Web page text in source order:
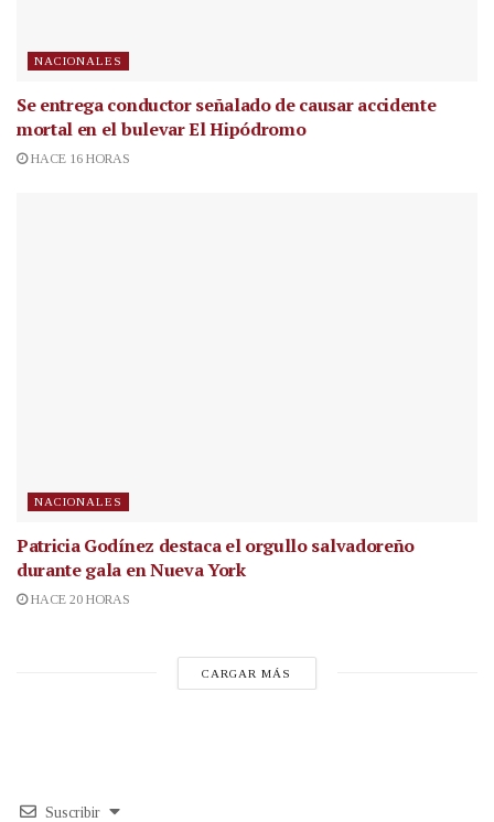
NACIONALES
Se entrega conductor señalado de causar accidente
mortal en el bulevar El Hipódromo
HACE 16 HORAS
NACIONALES
Patricia Godínez destaca el orgullo salvadoreño
durante gala en Nueva York
HACE 20 HORAS
CARGAR MÁS
Suscribir